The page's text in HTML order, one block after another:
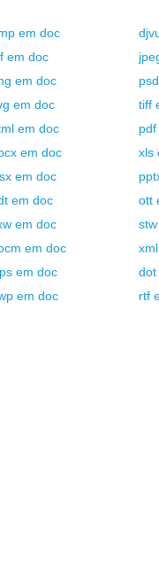
em doc
em doc
em doc psd
em doc tiff
em doc pdf
em doc xls
em doc
em doc ott
em doc stw
em doc xml
em doc dot
em doc rtf